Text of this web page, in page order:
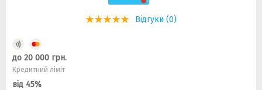
Відгуки (0)
до 20 000 грн.
Кредитний ліміт
від 45%